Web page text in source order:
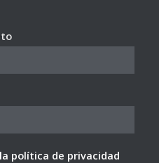
política de privacidad